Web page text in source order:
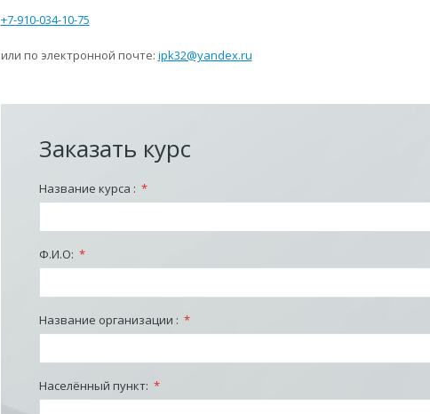
+7-910-034-10-75
или по электронной почте: ipk32@yandex.ru
Заказать курс
Название курса : *
Ф.И.О: *
Название организации : *
Населённый пункт: *